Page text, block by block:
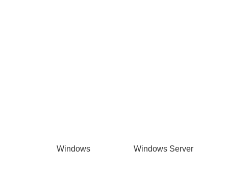
Windows Windows Server